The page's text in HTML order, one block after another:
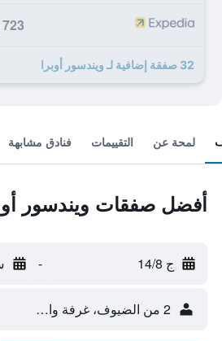
723 ﷼
32 صفقة إضافية لـ ويندسور أوبرا
لمحة عن التقييمات فنادق مشابهة
أفضل صفقات ويندسور
ج 14/8 -
2 من الضيوف، غرفة واحدة